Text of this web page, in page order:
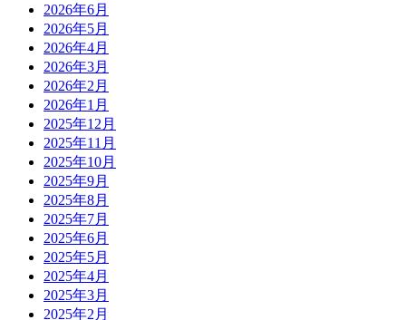
2026年6月
2026年5月
2026年4月
2026年3月
2026年2月
2026年1月
2025年12月
2025年11月
2025年10月
2025年9月
2025年8月
2025年7月
2025年6月
2025年5月
2025年4月
2025年3月
2025年2月